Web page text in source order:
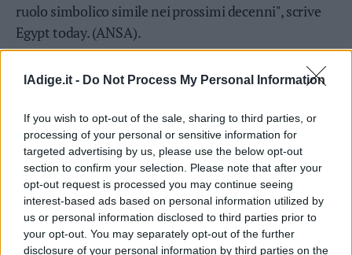
lAdige.it - Do Not Process My Personal Information
If you wish to opt-out of the sale, sharing to third parties, or
processing of your personal or sensitive information for
targeted advertising by us, please use the below opt-out
section to confirm your selection. Please note that after your
opt-out request is processed you may continue seeing
interest-based ads based on personal information utilized by
us or personal information disclosed to third parties prior to
your opt-out. You may separately opt-out of the further
disclosure of your personal information by third parties on the
ruolo simbolico simile nei prossimi decenni", scrive
Egypt today. (ANSA).